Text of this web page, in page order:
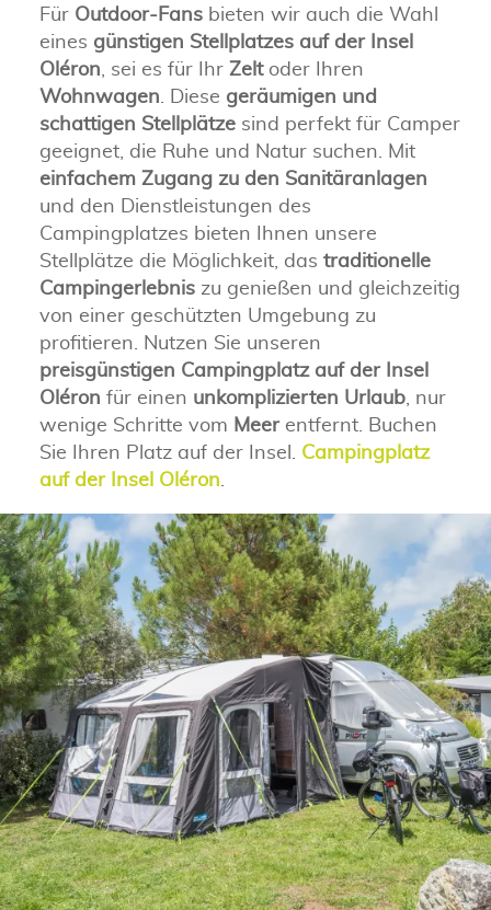
Für Outdoor-Fansbieten wir auch die Wahl
eines günstigen Stellplatzes auf der Insel
Oléron, sei es für Ihr Zeltoder Ihren
Wohnwagen. Diese geräumigen und
schattigen Stellplätzesind perfekt für Camper
geeignet, die Ruhe und Natur suchen. Mit
einfachem Zugang zu den Sanitäranlagen
und den Dienstleistungen des
Campingplatzes bieten Ihnen unsere
Stellplätze die Möglichkeit, das traditionelle
Campingerlebniszu genießen und gleichzeitig
von einer geschützten Umgebung zu
profitieren. Nutzen Sie unseren
preisgünstigen Campingplatz auf der Insel
Oléron für einen unkomplizierten Urlaub, nur
wenige Schritte vom Meerentfernt. Buchen
Sie Ihren Platz auf der Insel. Campingplatz
auf der Insel Oléron.